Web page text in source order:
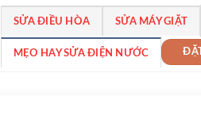
SỬA ĐIỀU HÒA SỬA MÁY GIẶT
MẸO HAY SỬA ĐIỆN NƯỚC